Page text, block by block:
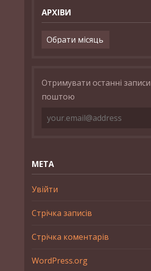
АРХІВИ
Архіви
Отримувати останні записи
поштою
МЕТА
Увійти
Стрічка записів
Стрічка коментарів
WordPress.org